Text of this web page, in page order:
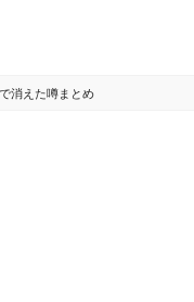
消えた噂まとめ